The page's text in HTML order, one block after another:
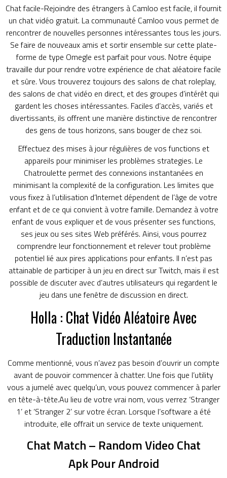
Chat facile-Rejoindre des étrangers à Camloo est facile, il fournit
un chat vidéo gratuit. La communauté Camloo vous permet de
rencontrer de nouvelles personnes intéressantes tous les jours.
Se faire de nouveaux amis et sortir ensemble sur cette plate-
forme de type Omegle est parfait pour vous. Notre équipe
travaille dur pour rendre votre expérience de chat aléatoire facile
et sûre. Vous trouverez toujours des salons de chat roleplay,
des salons de chat vidéo en direct, et des groupes d’intérêt qui
gardent les choses intéressantes. Faciles d’accès, variés et
divertissants, ils offrent une manière distinctive de rencontrer
des gens de tous horizons, sans bouger de chez soi.
Effectuez des mises à jour régulières de vos functions et
appareils pour minimiser les problèmes strategies. Le
Chatroulette permet des connexions instantanées en
minimisant la complexité de la configuration. Les limites que
vous fixez à l’utilisation d’Internet dépendent de l’âge de votre
enfant et de ce qui convient à votre famille. Demandez à votre
enfant de vous expliquer et de vous présenter ses functions,
ses jeux ou ses sites Web préférés. Ainsi, vous pourrez
comprendre leur fonctionnement et relever tout problème
potentiel lié aux pires applications pour enfants. Il n’est pas
attainable de participer à un jeu en direct sur Twitch, mais il est
possible de discuter avec d’autres utilisateurs qui regardent le
jeu dans une fenêtre de discussion en direct.
Holla : Chat Vidéo Aléatoire Avec
Traduction Instantanée
Comme mentionné, vous n’avez pas besoin d’ouvrir un compte
avant de pouvoir commencer à chatter. Une fois que l’utility
vous a jumelé avec quelqu’un, vous pouvez commencer à parler
en tête-à-tête.Au lieu de votre vrai nom, vous verrez ‘Stranger
1’ et ‘Stranger 2’ sur votre écran. Lorsque l’software a été
introduite, elle offrait un service de texte uniquement.
Chat Match – Random Video Chat
Apk Pour Android